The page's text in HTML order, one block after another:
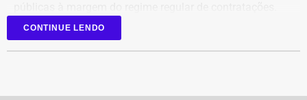
Para o Ministério Público, esses fatos configuram uma
vai analisar a ação e a defesa do parlamentar antes de
Reconhecimento de dívidas
CONTINUE LENDO